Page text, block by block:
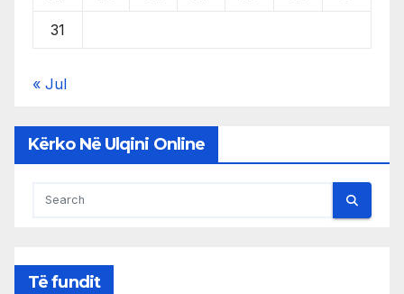
31
« Jul
Kërko Në Ulqini Online
Të fundit